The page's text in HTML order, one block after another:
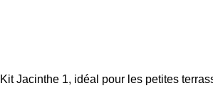
Kit Jacinthe 1, idéal pour les petites